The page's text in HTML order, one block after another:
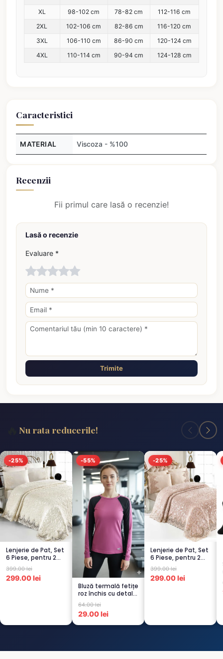
XL
98-102 cm 78-82 cm
112-116 cm
2XL
102-106 cm 82-86 cm
116-120 cm
3XL
106-110 cm 86-90 cm
120-124 cm
4XL
110-114 cm 90-94 cm 124-128 cm
Caracteristici
MATERIAL Viscoza - %100
Recenzii
Fii primul care lasă o recenzie!
Lasă o recenzie
Evaluare *
Trimite
Nu rata reducerile!
-25%
Lenjerie de Pat, Set
6 Piese, pentru 2
persoana, CREM-
4...
399.00 lei
299.00 lei
-55%
Bluză termală fetițe
roz închis cu detalii
negre, cu pu...
64.00 lei
29.00 lei
-25%
Lenjerie de Pat, Set
6 Piese, pentru 2
persoana, CAPUCI...
399.00 lei
299.00 lei